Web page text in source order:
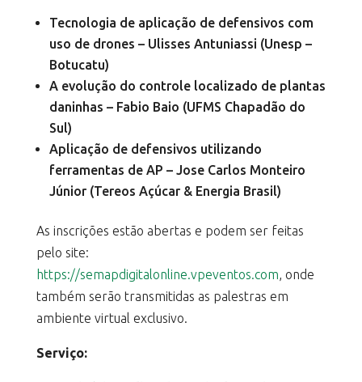
Tecnologia de aplicação de defensivos com
uso de drones – Ulisses Antuniassi (Unesp –
Botucatu)
A evolução do controle localizado de plantas
daninhas – Fabio Baio (UFMS Chapadão do
Sul)
Aplicação de defensivos utilizando
ferramentas de AP – Jose Carlos Monteiro
Júnior (Tereos Açúcar & Energia Brasil)
As inscrições estão abertas e podem ser feitas
pelo site:
https://semapdigitalonline.vpeventos.com, onde
também serão transmitidas as palestras em
ambiente virtual exclusivo.
Serviço: